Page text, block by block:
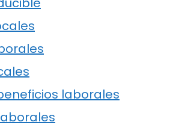
laborales